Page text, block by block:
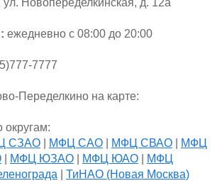
ул. Новопеределкинская, д. 12а
ежедневно с 08:00 до 20:00
7777
Переделкино на карте:
СЗАО| МФЦ САО| МФЦ СВАО|
МФЦ
| МФЦ ЮЗАО| МФЦ ЮАО|
МФЦ
ТиНАО (Новая Москва)